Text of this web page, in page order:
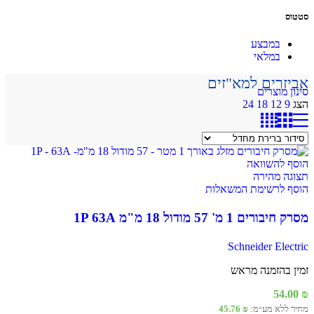
סטטוס
במבצע
במלאי
אביזרים למא"זים
סינון מוצרים
הצג 9
12
18
24
הוסף להשוואה
תצוגה מהירה
הוסף לרשימת המשאלות
מסרק חיבורים 1 מ' 57 מודול 18 מ"מ 1P 63A
Schneider Electric
זמין בהזמנה מראש
54.00 ₪
מחיר ללא מע״מ: 45.76 ₪